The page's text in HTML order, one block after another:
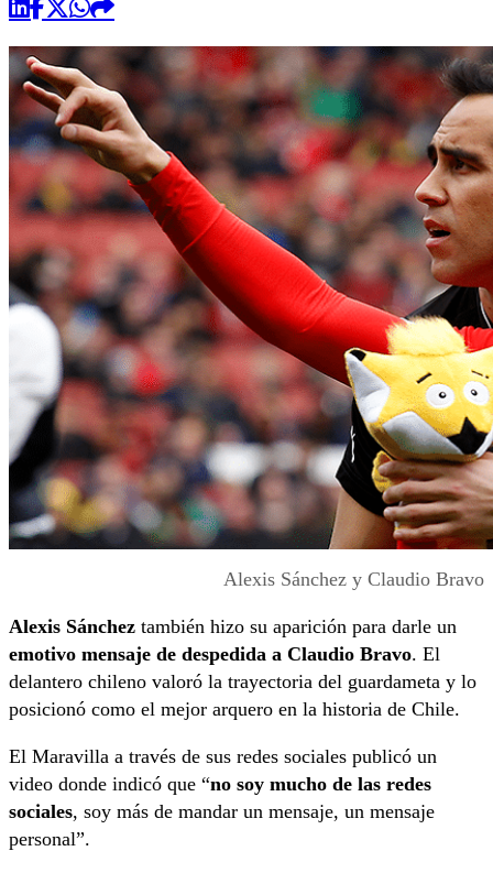
Alexis Sánchez y Claudio Bravo
Alexis Sánchez también hizo su aparición para darle un
emotivo mensaje de despedida a Claudio Bravo. El
delantero chileno valoró la trayectoria del guardameta y lo
posicionó como el mejor arquero en la historia de Chile.
El Maravilla a través de sus redes sociales publicó un
video donde indicó que “no soy mucho de las redes
sociales, soy más de mandar un mensaje, un mensaje
personal”.